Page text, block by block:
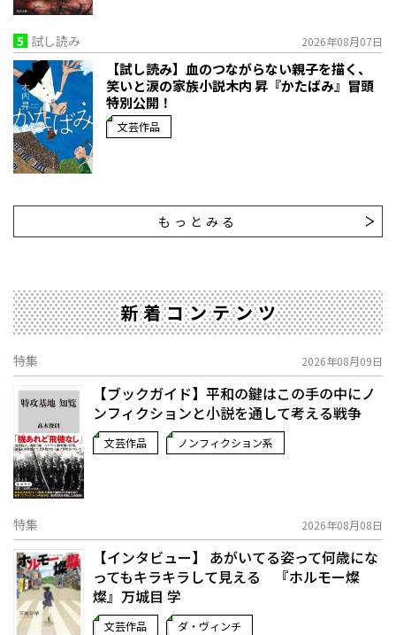
5 試し読み 2026年08月07日
【試し読み】血のつながらない親子を描く、
笑いと涙の家族小説――木内 昇『かたばみ』冒頭
特別公開！
文芸作品
もっとみる
新着コンテンツ
特集 2026年08月09日
【ブックガイド】平和の鍵はこの手の中に――ノ
ンフィクションと小説を通して考える戦争
文芸作品 ノンフィクション系
特集 2026年08月08日
【インタビュー】 あがいてる姿って何歳にな
ってもキラキラして見える 『ホルモー燦
燦』万城目 学
文芸作品 ダ・ヴィンチ